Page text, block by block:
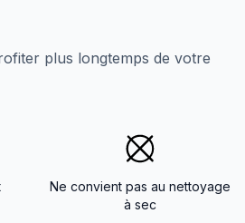
plus longtemps de votre
Ne convient pas au nettoyage
à sec